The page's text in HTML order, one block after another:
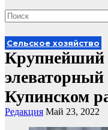
Сельское хозяйство
Крупнейший
элеваторный
Купинском
Редакция Май 23, 2022